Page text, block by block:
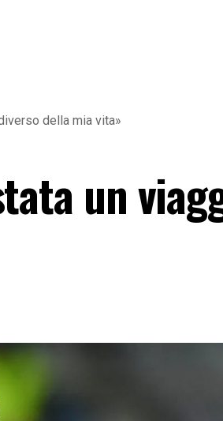
della mia vita»
un